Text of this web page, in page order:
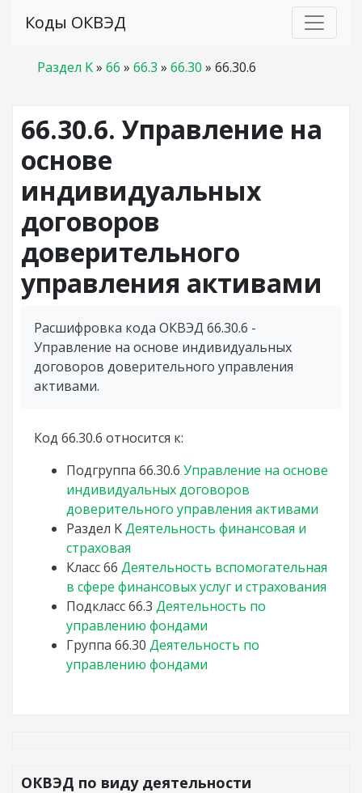
Коды ОКВЭД
Раздел K» 66 » 66.3 » 66.30 » 66.30.6
66.30.6. Управление на
основе
индивидуальных
договоров
доверительного
управления активами
Расшифровка кода ОКВЭД 66.30.6 -
Управление на основе индивидуальных
договоров доверительного управления
активами.
Код 66.30.6 относится к:
Подгруппа 66.30.6 Управление на основе
индивидуальных договоров
доверительного управления активами
Раздел KДеятельность финансовая и
страховая
Класс66 Деятельность вспомогательная
в сфере финансовых услуг и страхования
Подкласс66.3 Деятельность по
управлению фондами
Группа 66.30 Деятельность по
управлению фондами
ОКВЭД по виду деятельности